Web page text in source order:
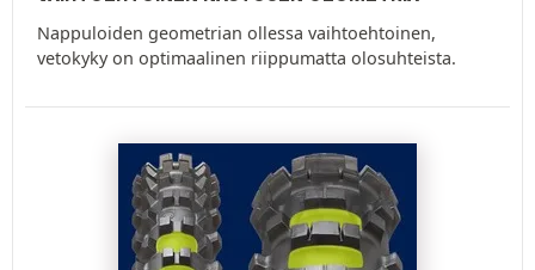
Nappuloiden geometrian ollessa vaihtoehtoinen,
vetokyky on optimaalinen riippumatta olosuhteista.